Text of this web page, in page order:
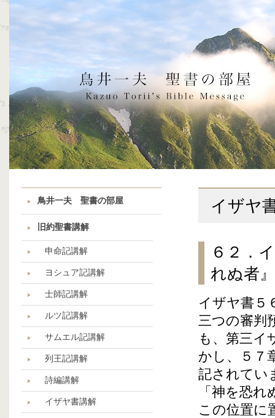
鳥井一夫 聖書の部屋
旧約聖書講解
申命記講解
ヨシュア記講解
士師記講解
ルツ記講解
サムエル記講解
列王記講解
詩編講解
イザヤ書講解
イザヤ
６２．
れぬ者』
イザヤ書５
三つの審判
も、第三イ
かし、５７
記されてい
「神を恐
この位置に